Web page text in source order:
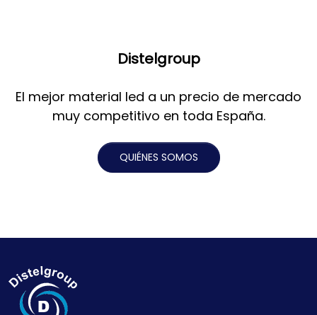
Distelgroup
El mejor material led a un precio de mercado
muy competitivo en toda España.
QUIÉNES SOMOS